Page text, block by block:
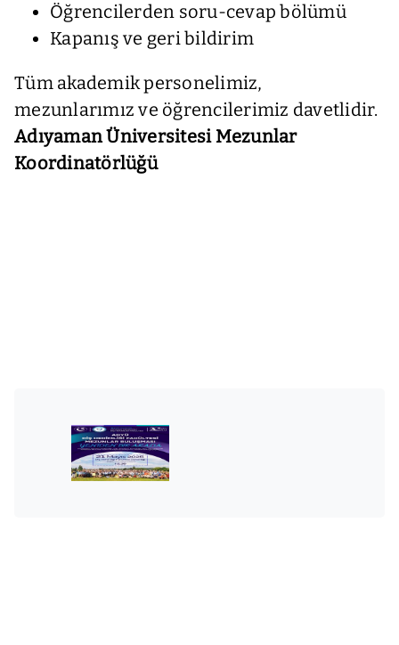
Öğrencilerden soru-cevap bölümü
Kapanış ve geri bildirim
Tüm akademik personelimiz,
mezunlarımız ve öğrencilerimiz davetlidir.
Adıyaman Üniversitesi Mezunlar
Koordinatörlüğü